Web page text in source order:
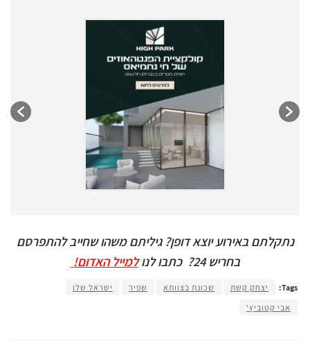
נתקלתם באירוע יוצא דופן? גיליתם משהו שחייב להתפרסם
בחריש 24?
כתבו לנולמייל האדום!
Tags: יצחק קשת שכונת בצוותא שפיר
ישראל שלו
אבי קטוביץ'